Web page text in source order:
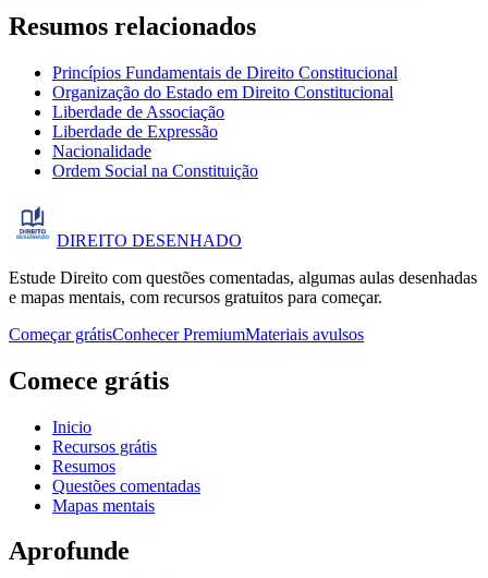
Resumos relacionados
Princípios Fundamentais de Direito Constitucional
Organização do Estado em Direito Constitucional
Liberdade de Associação
Liberdade de Expressão
Nacionalidade
Ordem Social na Constituição
DIREITO DESENHADO
Estude Direito com questões comentadas, algumas aulas desenhadas
e mapas mentais, com recursos gratuitos para começar.
Começar grátisConhecer PremiumMateriais avulsos
Comece grátis
Inicio
Recursos grátis
Resumos
Questões comentadas
Mapas mentais
Aprofunde